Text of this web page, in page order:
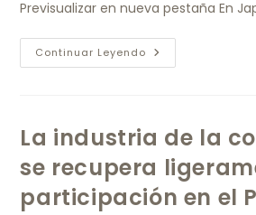
Previsualizar en nueva pestaña En
Continuar Leyendo
La industria de la
se recupera
participación en el